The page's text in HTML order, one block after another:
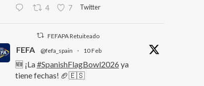
4 7 Twitter
FEFAPA Retuiteado
FEFA @fefa_spain · 10 Feb
🆕 ¡La#SpanishFlagBowl2026 ya
tiene fechas! 🏈🇪🇸